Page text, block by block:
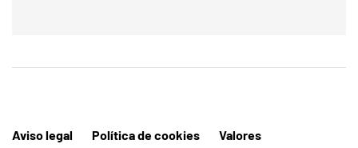
Aviso legal Política de cookies
Valores